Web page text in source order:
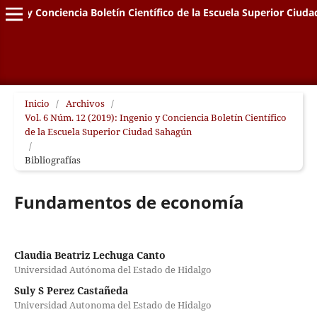
y Conciencia Boletín Científico de la Escuela Superior
Inicio / Archivos /
Vol. 6 Núm. 12 (2019): Ingenio y Conciencia Boletín Científico
de la Escuela Superior Ciudad Sahagún
/
Bibliografías
Fundamentos de economía
Claudia Beatriz Lechuga Canto
Universidad Autónoma del Estado de Hidalgo
Suly S Perez Castañeda
Universidad Autonoma del Estado de Hidalgo